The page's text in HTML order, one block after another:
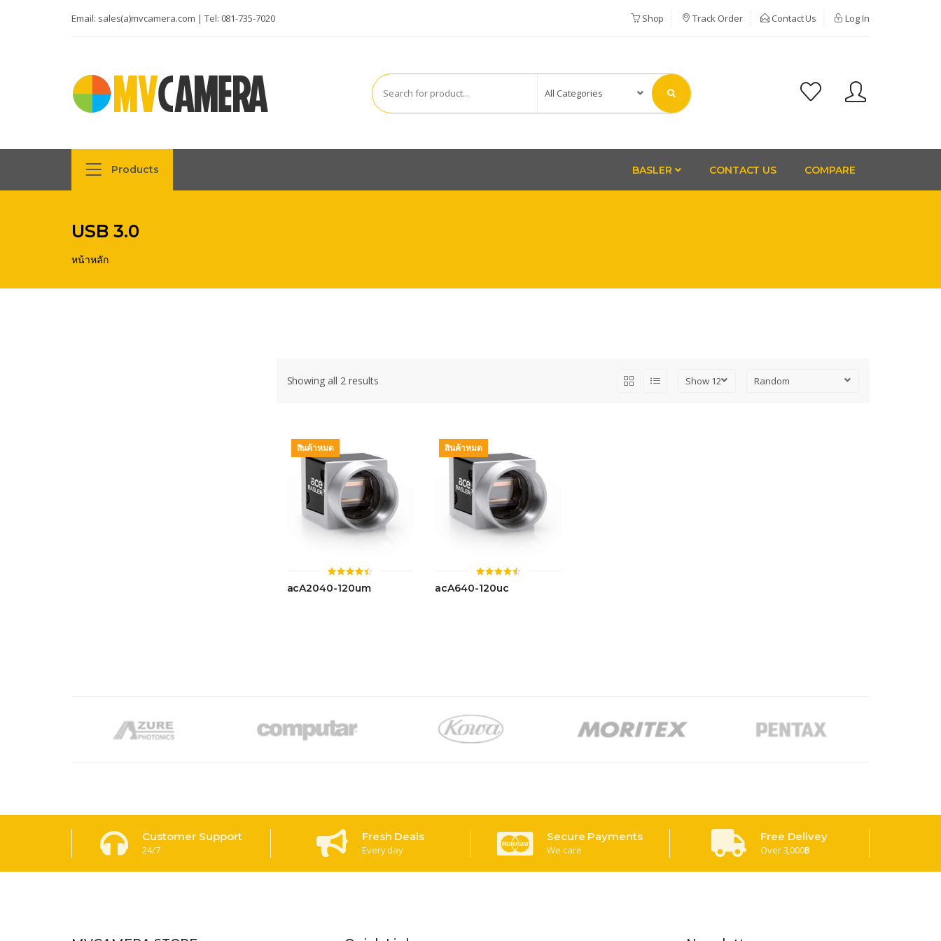
Email: sales(a)mvcamera.com | Tel: 081-735-7020 Shop Track Order Contact Us Log In
Products BASLER CONTACT US COMPARE
USB 3.0
หน้าหลัก
Showing all 2 results
สินค้าหมด
ให้
คะแนน
acA2040-120um
สินค้าหมด
ให้
คะแนน
acA640-120uc
Customer Support
24/7
Fresh Deals
Every day
Secure Payments
We care
Free Delivey
Over 3,000฿